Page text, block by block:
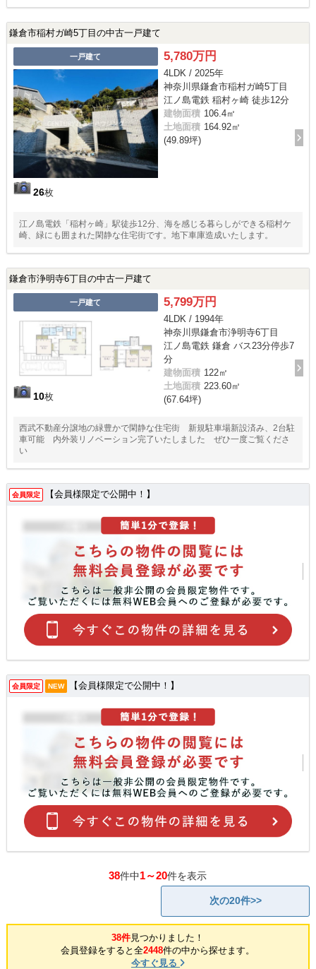
鎌倉市稲村ガ崎5丁目の中古一戸建て
一戸建て
26枚
5,780万円
4LDK / 2025年
神奈川県鎌倉市稲村ガ崎5丁目
江ノ島電鉄 稲村ヶ崎 徒歩12分
建物面積 106.4㎡
土地面積 164.92㎡
(49.89坪)
江ノ島電鉄「稲村ヶ崎」駅徒歩12分、海を感じる暮らしができる稲村ケ
崎、緑にも囲まれた閑静な住宅街です。地下車庫造成いたします。
鎌倉市浄明寺6丁目の中古一戸建て
一戸建て
10枚
5,799万円
4LDK / 1994年
神奈川県鎌倉市浄明寺6丁目
江ノ島電鉄 鎌倉 バス23分停歩7
分
建物面積 122㎡
土地面積 223.60㎡
(67.64坪)
西武不動産分譲地の緑豊かで閑静な住宅街 新規駐車場新設済み、2台駐
車可能 内外装リノベーション完了いたしました ぜひ一度ご覧くださ
い
会員限定 【会員様限定で公開中！】
会員限定 NEW 【会員様限定で公開中！】
38件中1～20件を表示
次の20件>>
38件見つかりました！
会員登録をすると全2448件の中から探せます。
今すぐ見る